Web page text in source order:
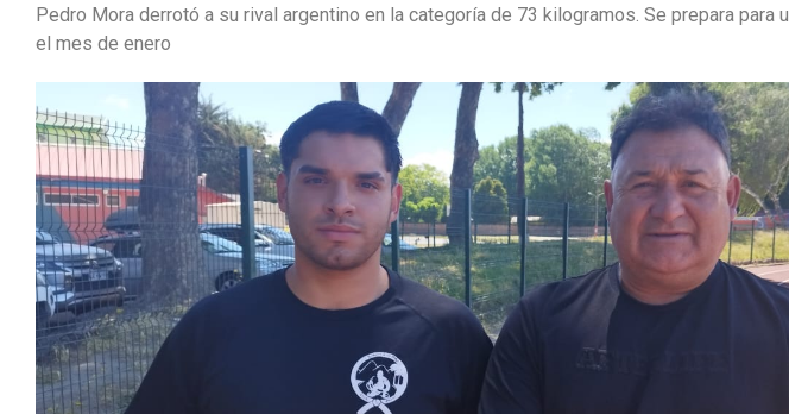
Pedro Mora derrotó a su rival argentino en la categoría de 73 kilogramos. Se prepara para
el mes de enero